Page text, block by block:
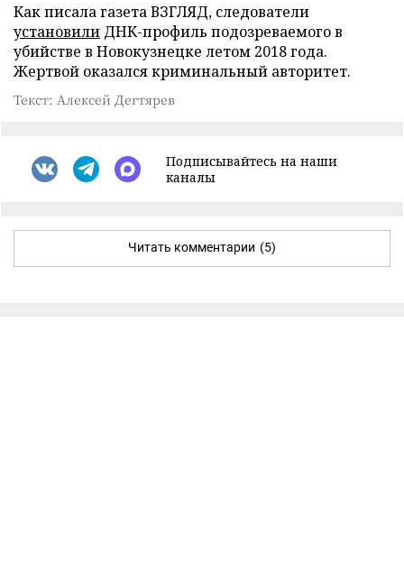
Как писала газета ВЗГЛЯД, следователи
установили ДНК-профиль подозреваемого в
убийстве в Новокузнецке летом 2018 года.
Жертвой оказался криминальный авторитет.
Текст: Алексей Дегтярев
Подписывайтесь на наши
каналы
Читать комментарии (5)